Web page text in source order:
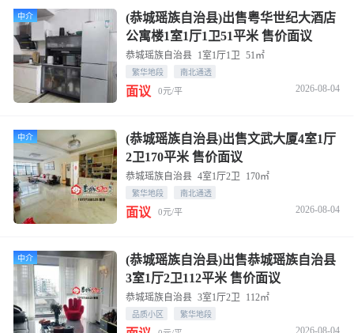
中介
(恭城瑶族自治县)出售粤华世纪大酒店
公寓楼1室1厅1卫51平米 售价面议
恭城瑶族自治县 1室1厅1卫 51㎡
繁华地段 南北通透
面议 0元/平 2026-08-04
中介
(恭城瑶族自治县)出售文武大厦4室1厅
2卫170平米 售价面议
恭城瑶族自治县 4室1厅2卫 170㎡
繁华地段 南北通透
面议 0元/平 2026-08-04
中介
(恭城瑶族自治县)出售恭城瑶族自治县
3室1厅2卫112平米 售价面议
恭城瑶族自治县 3室1厅2卫 112㎡
品质小区 繁华地段
2026-08-04